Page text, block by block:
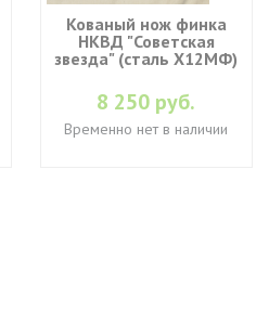
Кованый нож финка
НКВД "Советская
звезда" (cталь Х12МФ)
8 250 руб.
Временно нет в наличии